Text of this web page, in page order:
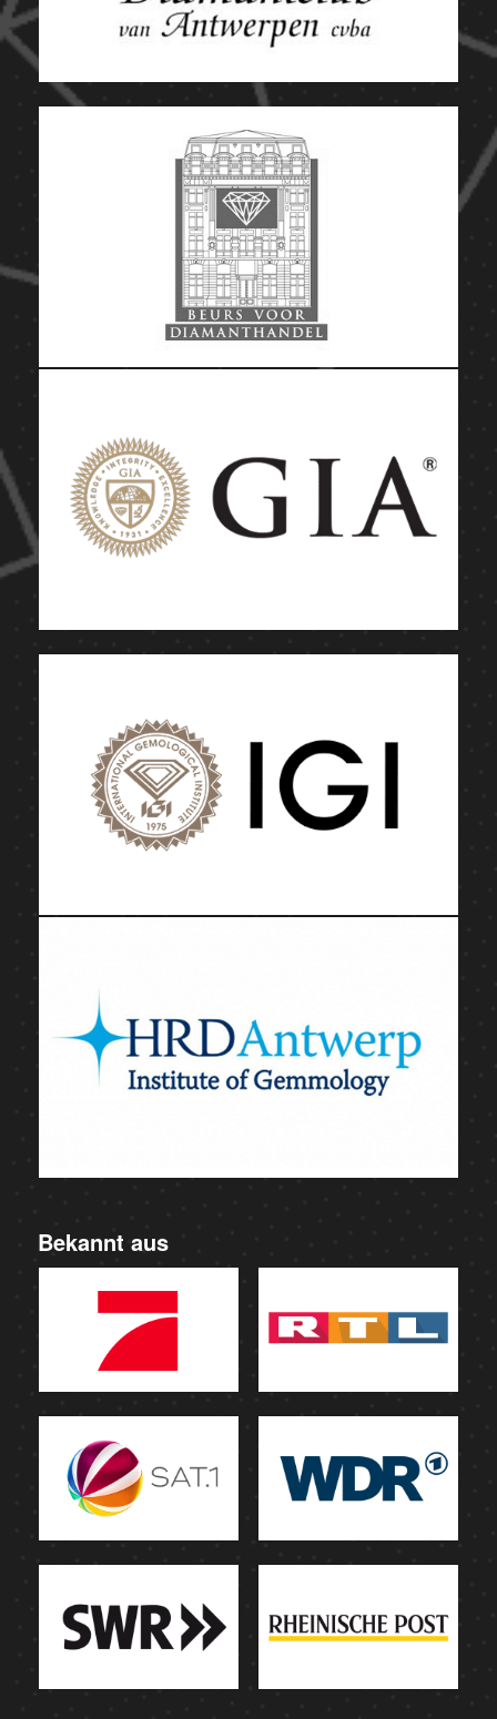
Bekannt aus